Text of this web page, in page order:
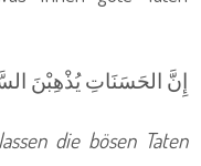
إِنَّ الحَسَنَاتِ يُذْهِبْنَ
die bösen Taten